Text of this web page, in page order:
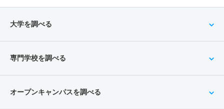
大学を調べる
専門学校を調べる
オープンキャンパスを調べる